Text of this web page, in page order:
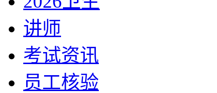
讲师
考试资讯
员工核验